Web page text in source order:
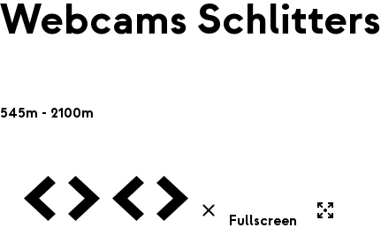
Webcams Schlitters
545m - 2100m
Vorige Webcam
Volgende Webcam
Vorige Webcam
Volgende Webcam
Sluiten
Fullscreen